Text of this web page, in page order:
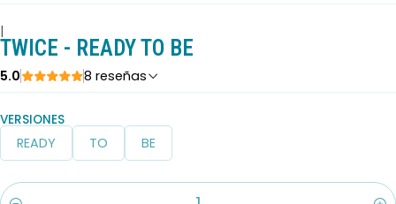
|
TWICE - READY TO BE
5.0 8 reseñas
VERSIONES
READY TO BE